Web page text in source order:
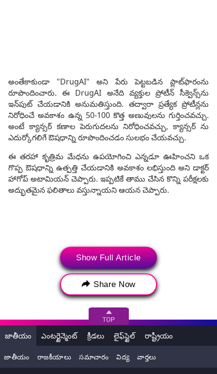
అంతేకాకుండా "DrugAI" అని పేరు పెట్టబడిన ప్లాట్‌ఫారంను
రూపొందించారు. ఈ DrugAI అనేది వ్యక్తుల ప్రోటీన్ సీక్వెన్స్‌ను
ఇన్‌పుట్ చేయడానికి అనుమతిస్తుంది. తద్వారా ప్రత్యేక ప్రోటీన్లను
నిరోధించే అవకాశం ఉన్న 50-100 కొత్త అణువులను గుర్తించవచ్చు.
అంటే క్యాన్సర్ కణాల పెరుగుదలను నిరోధించవచ్చు, క్యాన్సర్ ను
ఎదుర్కోగలిగే ఔషధాన్ని రూపొందించడం సులభం చేయవచ్చు.
ఈ తరహా కృత్రిమ మేధను ఉపయోగించి ఎన్నడూ ఊహించని ఒక
గొప్ప ఔషధాన్ని ఉత్పత్తి చేయడానికి అవకాశం లభిస్తుంది అని డాక్టర్
హాగోప్ అటామియన్ చెప్పారు. ఇప్పటికే తాము చేసిన కొన్ని పరీక్షలకు
అద్భుతమైన ఫలితాలు వస్తున్నాయని ఆయన చెప్పారు.
వేరొక ప్రయోగంలో, Covid-19 ప్రోటీన్‌లను నిరోధించే సహజ
ఉత్పత్తుల జాబితాను drugAI రూపొందించింది. రోగుల లక్షణాలను,
వారి ప్రోటీన్‌ను లక్ష్యంగా చేసుకుని జనరేటివ్ కృత్రిమ మేధ ఒక
Show Full Article
Share Now
జాతీయం ఎంటర్టైన్మెంట్ క్రీడలు లైఫ్‌స్టైల్ రాష్ట్రీయం
జాతీయం రాజకీయాలు సమాచారం విద్య వార్తలు